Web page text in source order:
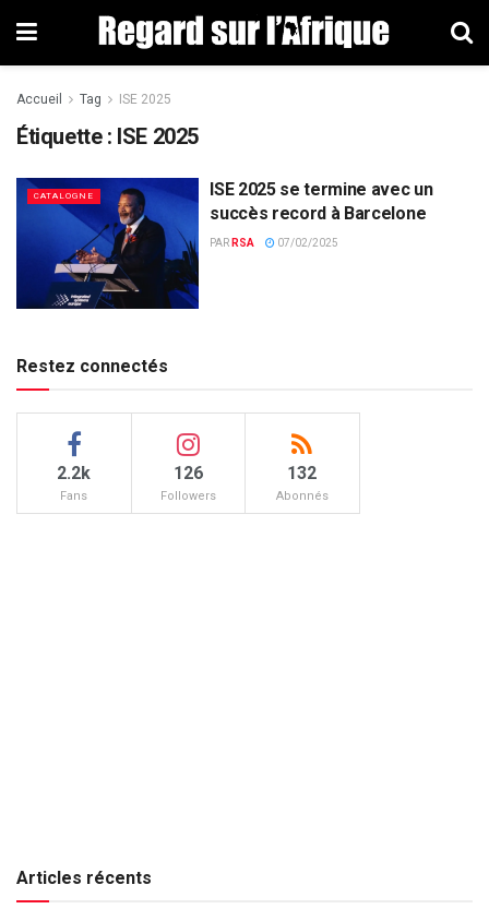
Accueil Tag ISE 2025
Étiquette : ISE 2025
CATALOGNE
ISE 2025 se termine avec un
succès record à Barcelone
PAR RSA 07/02/2025
Restez connectés
2.2k
Fans
126
Followers
132
Abonnés
Articles récents